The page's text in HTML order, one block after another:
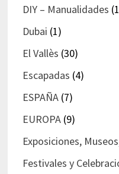
DIY – Manualidades
Dubai (1)
El Vallès (30)
Escapadas (4)
ESPAÑA(7)
EUROPA(9)
Exposiciones,
Festivales y